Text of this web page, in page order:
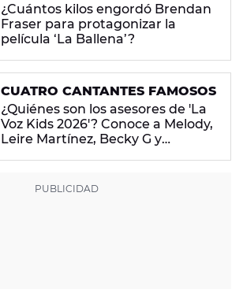
¿Cuántos kilos engordó Brendan
Fraser para protagonizar la
película ‘La Ballena’?
CUATRO CANTANTES FAMOSOS
¿Quiénes son los asesores de 'La
Voz Kids 2026'? Conoce a Melody,
Leire Martínez, Becky G y